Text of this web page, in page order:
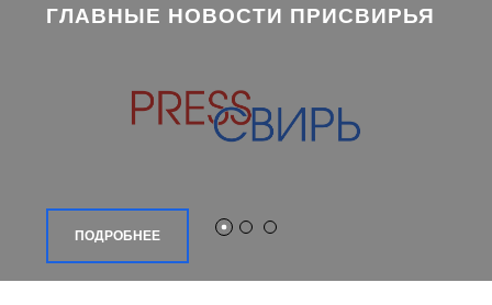
ГЛАВНЫЕ НОВОСТИ ПРИСВИРЬЯ
ПОДРОБНЕЕ